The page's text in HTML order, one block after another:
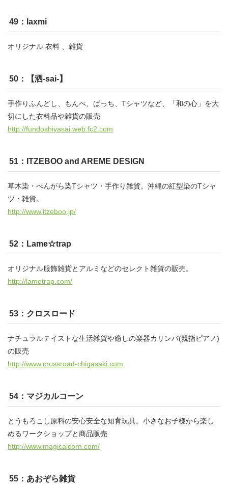
49：laxmi
オリジナル 衣料 、雑貨
50：【洒-sai-】
手作りふんどし、もんぺ、ぱっち、Tシャツなど、「和の心」を大
切にした衣料品や雑貨の販売
http://fundoshiyasai.web.fc2.com
51：ITZEBOO and AREME DESIGN
草木染・べんがら染Tシャツ・手作り雑貨。沖縄の紅型染のTシャ
ツ・雑貨。
http://www.itzeboo.jp/
52：Lame☆trap
オリジナル服飾雑貨とアルミなどのセレクト雑貨の販売。
http://lametrap.com/
53：クロスロード
ナチュラルテイストな生活雑貨や癒しの楽器カリンバ(親指ピアノ)
の販売
http://www.crossroad-chigasaki.com
54：マジカルコーン
とうもろこし原料の安心安全な知育玩具。小さなお子様から楽し
めるワークショップと商品販売
http://www.magicalcorn.com/
55：あおぞら雑貨